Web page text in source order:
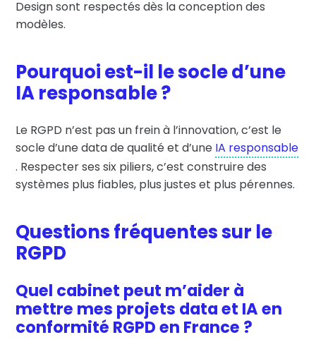
Design sont respectés dès la conception des
modèles.
Pourquoi est-il le socle d’une
IA responsable ?
Le RGPD n’est pas un frein à l’innovation, c’est le
socle d’une data de qualité et d’une IA responsable
. Respecter ses six piliers, c’est construire des
systèmes plus fiables, plus justes et plus pérennes.
Questions fréquentes sur le
RGPD
Quel cabinet peut m’aider à
mettre mes projets data et IA en
conformité RGPD en France ?